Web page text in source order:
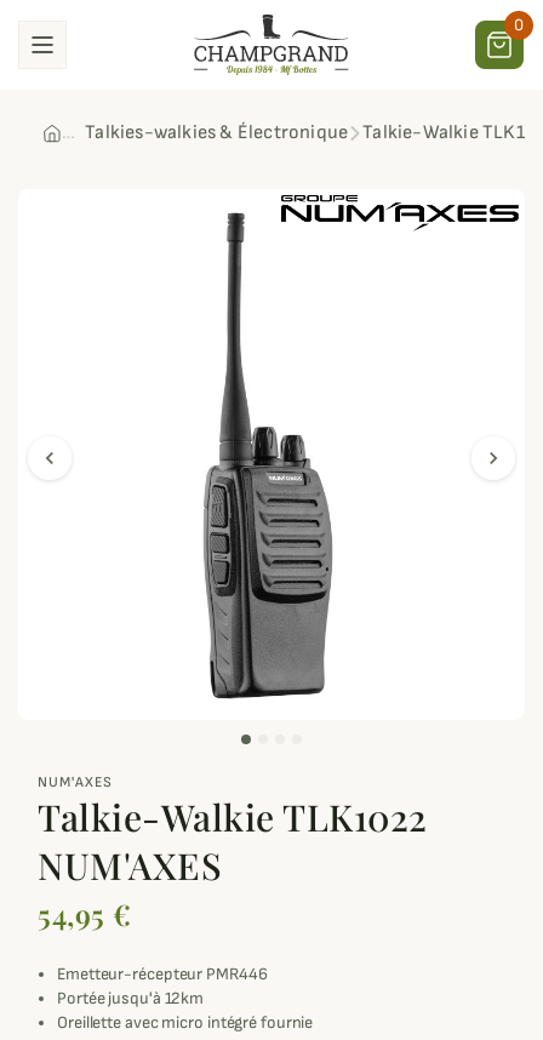
0
Talkies-walkies & Électronique Talkie-Walkie
chevron_left chevron_right
NUM'AXES
Talkie-Walkie TLK1022
NUM'AXES
54,95 €
Emetteur-récepteur PMR446
Portée jusqu'à 12km
Oreillette avec micro intégré fournie